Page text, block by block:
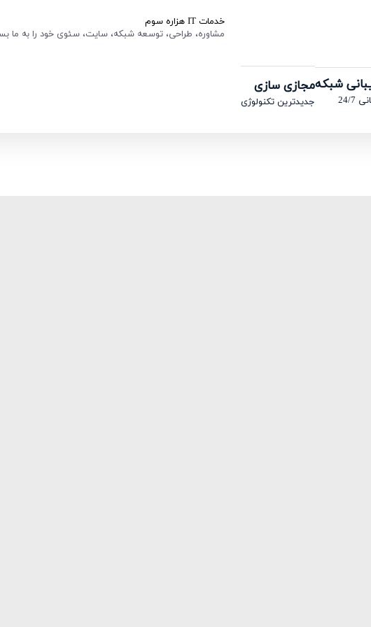
خدمات IT هزاره سوم
مشاوره، طراحی، توسعه شبکه، سایت، سئوی خود را به ما
شبکه
7
مجازی سازی
جدیدترین تکنولوژی